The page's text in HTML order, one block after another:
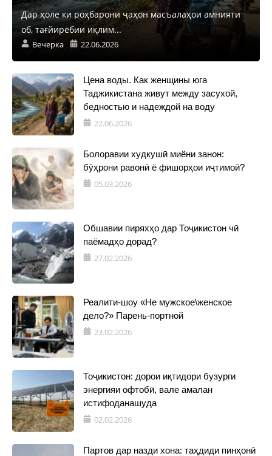
Дар ҳоле ки роҳбарони ҷаҳон масъалаҳои амнияти
об, тағйирёбии иқлим...
Вечерка 22.06.2026
Цена воды. Как женщины юга
Таджикистана живут между засухой,
бедностью и надеждой на воду
22.06.2026
Болоравии худкушӣ миёни занон:
бӯҳрони равонӣ ё фишорҳои иҷтимоӣ?
05.03.2026
Обшавии пиряхҳо дар Тоҷикистон чӣ
паёмадҳо дорад?
27.02.2026
Реалити-шоу «Не мужское\женское
дело?» Парень-портной
23.02.2026
Тоҷикистон: дорои иқтидори бузурги
энергияи офтобӣ, вале амалан
истифоданашуда
02.02.2026
Партов дар назди хона: таҳдиди пинҳонӣ